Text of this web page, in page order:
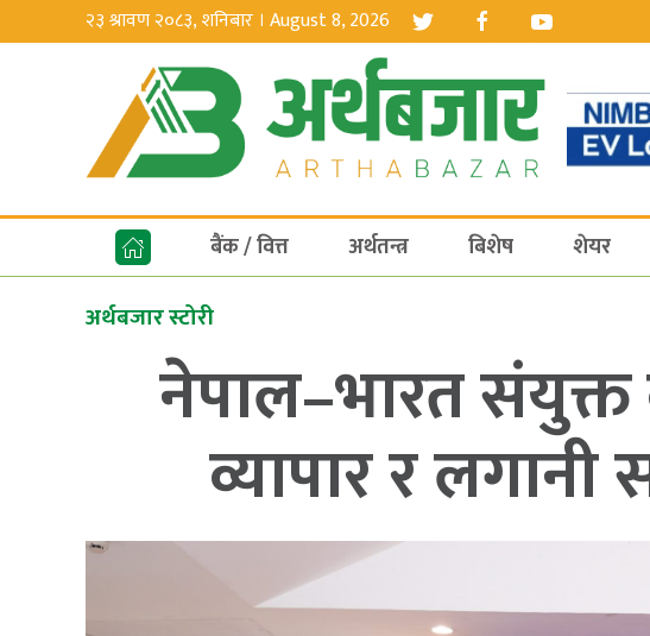
२३ श्रावण २०८३, शनिबार । August 8, 2026
बैंक / वित्त अर्थतन्त्र बिशेष शेयर
अर्थबजार स्टोरी
नेपाल–भारत संयुक्त
व्यापार र